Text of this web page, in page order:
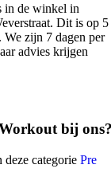
in de winkel in
Dit is op 5
We zijn 7 dagen per
advies krijgen
bij
categorie Pre